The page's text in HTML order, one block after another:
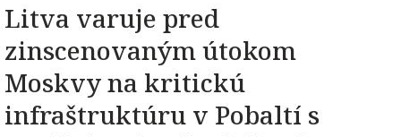
Litva varuje pred
zinscenovaným útokom
Moskvy na kritickú
infraštruktúru v Pobaltí s